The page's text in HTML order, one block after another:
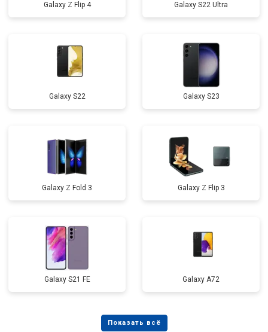
Galaxy Z Flip 4 Galaxy S22 Ultra
Galaxy S22 Galaxy S23
Galaxy Z Fold 3 Galaxy Z Flip 3
Galaxy S21 FE Galaxy A72